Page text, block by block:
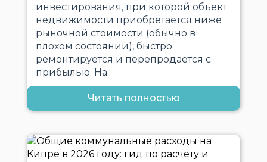
инвестирования, при которой объект
недвижимости приобретается ниже
рыночной стоимости (обычно в
плохом состоянии), быстро
ремонтируется и перепродается с
прибылью. На..
Читать полностью